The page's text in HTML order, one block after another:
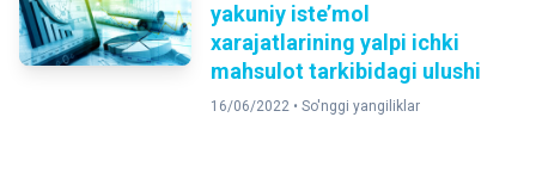
yakuniy iste’mol
xarajatlarining yalpi ichki
mahsulot tarkibidagi ulushi
16/06/2022 • So'nggi yangiliklar